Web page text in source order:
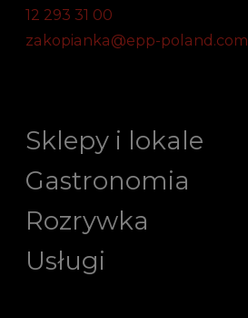
12 293 31 00
zakopianka@epp-poland.com
Sklepy i lokale
Gastronomia
Rozrywka
Usługi